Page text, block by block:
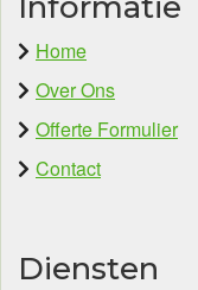
Home
Over Ons
Offerte Formulier
Contact
Diensten